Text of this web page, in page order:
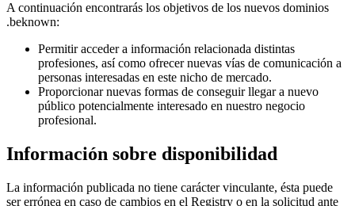
A continuación encontrarás los objetivos de los nuevos dominios
.beknown:
Permitir acceder a información relacionada distintas
profesiones, así como ofrecer nuevas vías de comunicación a
personas interesadas en este nicho de mercado.
Proporcionar nuevas formas de conseguir llegar a nuevo
público potencialmente interesado en nuestro negocio
profesional.
Información sobre disponibilidad
La información publicada no tiene carácter vinculante, ésta puede
ser errónea en caso de cambios en el Registry o en la solicitud ante